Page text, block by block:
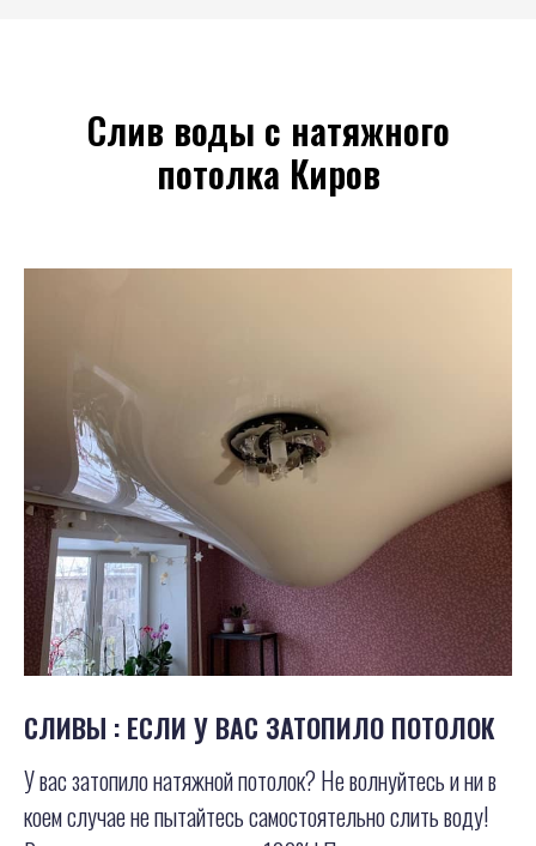
Слив воды с натяжного
потолка Киров
СЛИВЫ : ЕСЛИ У ВАС ЗАТОПИЛО ПОТОЛОК
У вас затопило натяжной потолок? Не волнуйтесь и ни в
коем случае не пытайтесь самостоятельно слить воду!